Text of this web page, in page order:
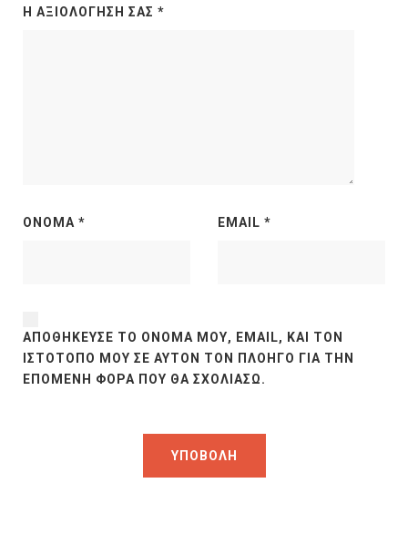
Η ΑΞΙΟΛΌΓΗΣΉ ΣΑΣ *
ΌΝΟΜΑ * EMAIL *
ΑΠΟΘΉΚΕΥΣΕ ΤΟ ΌΝΟΜΆ ΜΟΥ, EMAIL, ΚΑΙ ΤΟΝ
ΙΣΤΌΤΟΠΟ ΜΟΥ ΣΕ ΑΥΤΌΝ ΤΟΝ ΠΛΟΗΓΌ ΓΙΑ ΤΗΝ
ΕΠΌΜΕΝΗ ΦΟΡΆ ΠΟΥ ΘΑ ΣΧΟΛΙΆΣΩ.